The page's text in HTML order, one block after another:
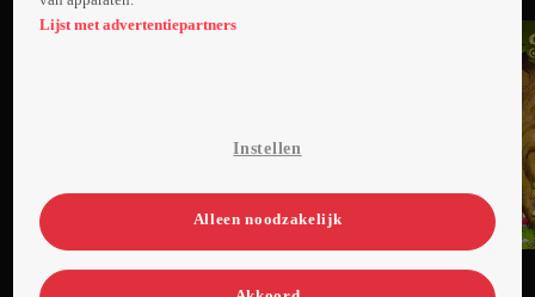
programma
programma
Lijst met advertentiepartners
Instellen
Alleen noodzakelijk